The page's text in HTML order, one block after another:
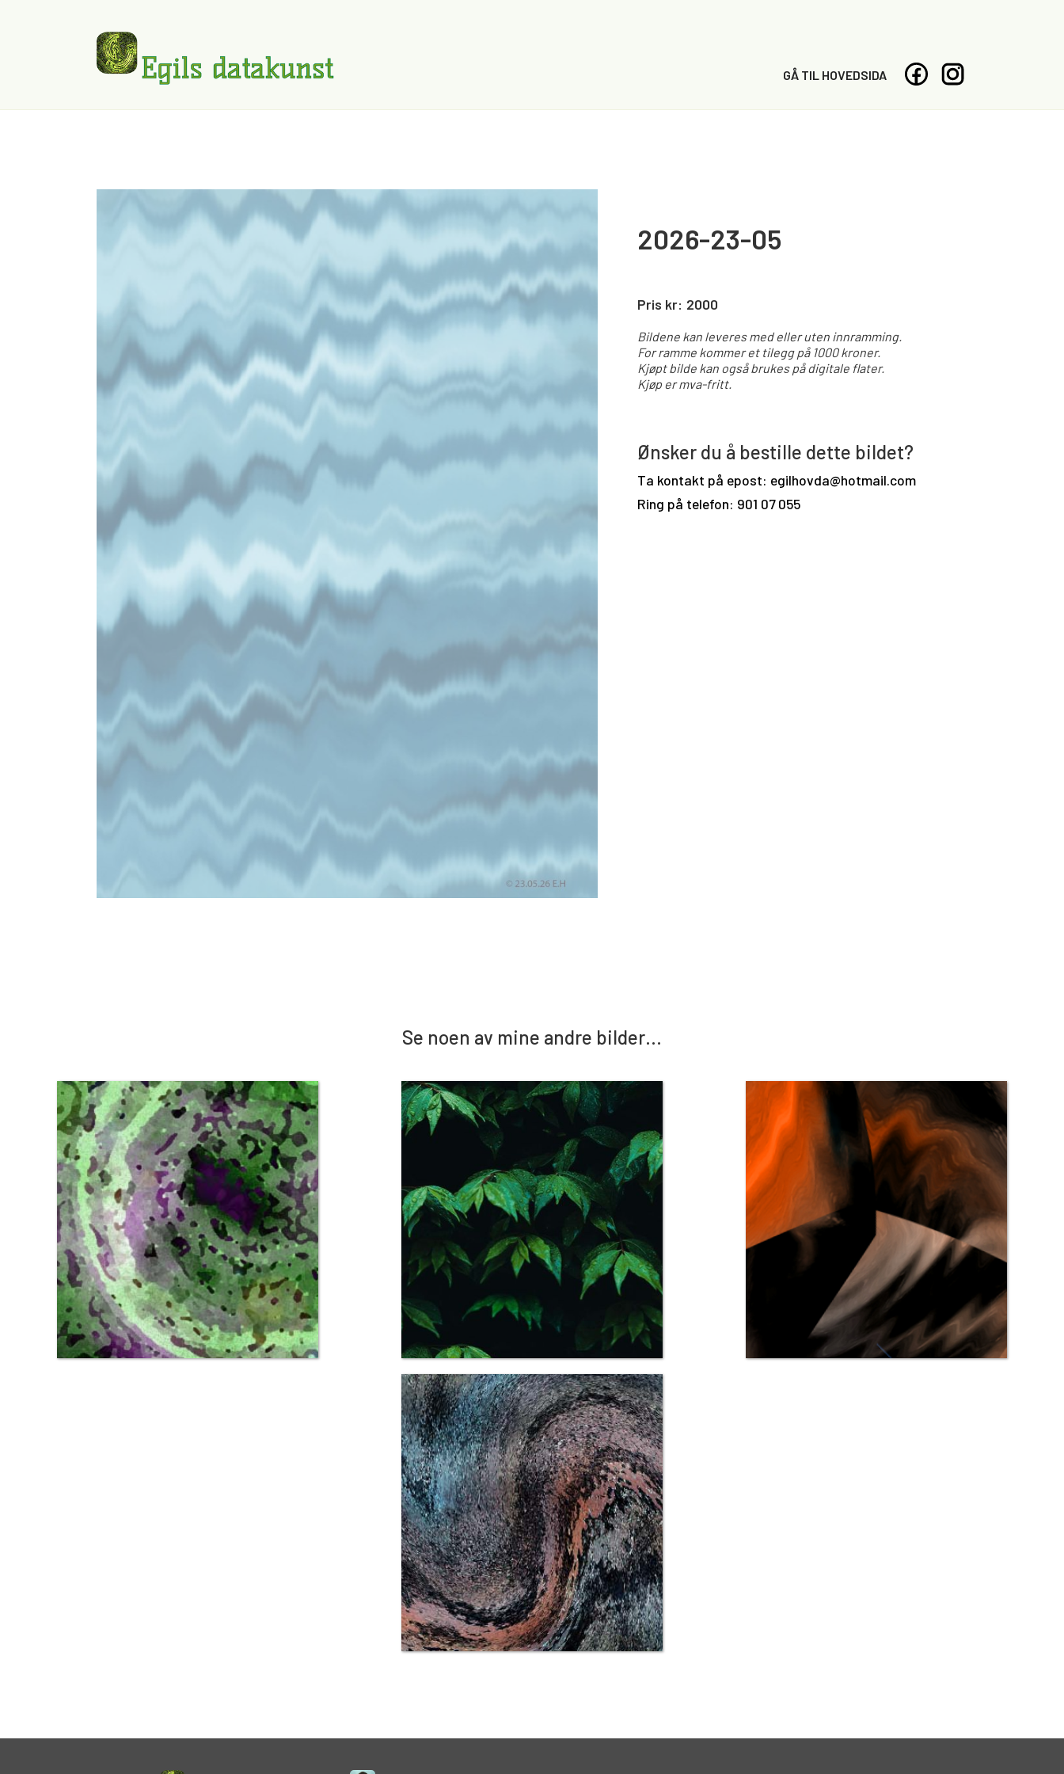
GÅ TIL HOVEDSIDA
2026-23-05
Pris kr: 2000
Bildene kan leveres med eller uten innramming.
For ramme kommer et tilegg på 1000 kroner.
Kjøpt bilde kan også brukes på digitale flater.
Kjøp er mva-fritt.
Ønsker du å bestille dette bildet?
Ta kontakt på epost: egilhovda@hotmail.com
Ring på telefon: 901 07 055
Se noen av mine andre bilder…